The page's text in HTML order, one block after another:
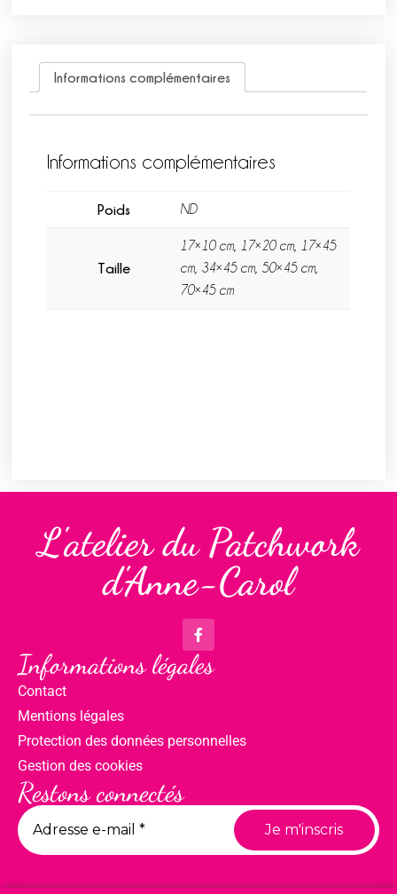
Informations complémentaires
Informations complémentaires
Poids ND
Taille
17×10 cm, 17×20 cm, 17×45
cm, 34×45 cm, 50×45 cm,
70×45 cm
L'atelier du Patchwork
d'Anne-Carol
Informations légales
Contact
Mentions légales
Protection des données personnelles
Gestion des cookies
Restons connectés